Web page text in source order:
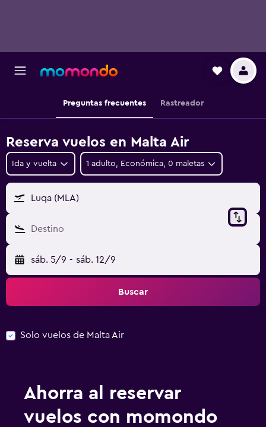
Preguntas frecuentes Rastreador
Reserva vuelos en Malta Air
Ida y vuelta 1 adulto, Económica, 0 maletas
Luqa (MLA)
Destino
sáb. 5/9 - sáb. 12/9
Buscar
Solo vuelos de Malta Air
Ahorra al reservar
vuelos con momondo